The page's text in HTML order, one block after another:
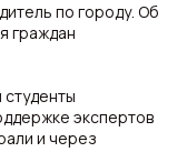
по городу. Об
граждан
экспертов
и через